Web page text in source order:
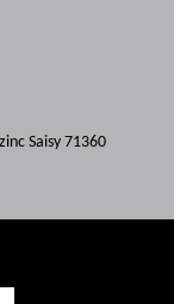
Saisy 71360